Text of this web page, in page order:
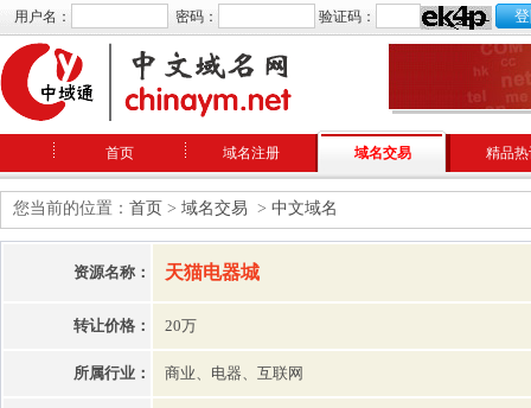
用户名： 密码： 验证码：
首页 域名注册 域名交易 精品
您当前的位置： 首页 > 域名交易 > 中文域名
资源名称： 天猫电器城
转让价格： 20万
所属行业： 商业、电器、互联网